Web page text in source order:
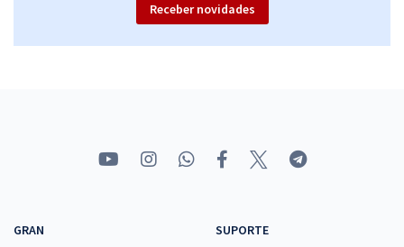
SEASIC SE - Secretaria de Estado da Assistência Social, Inclusão e
Comprar
Receber novidades
GRAN
SUPORTE